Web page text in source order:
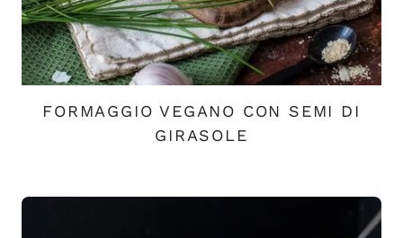
FORMAGGIO VEGANO CON SEMI DI
GIRASOLE